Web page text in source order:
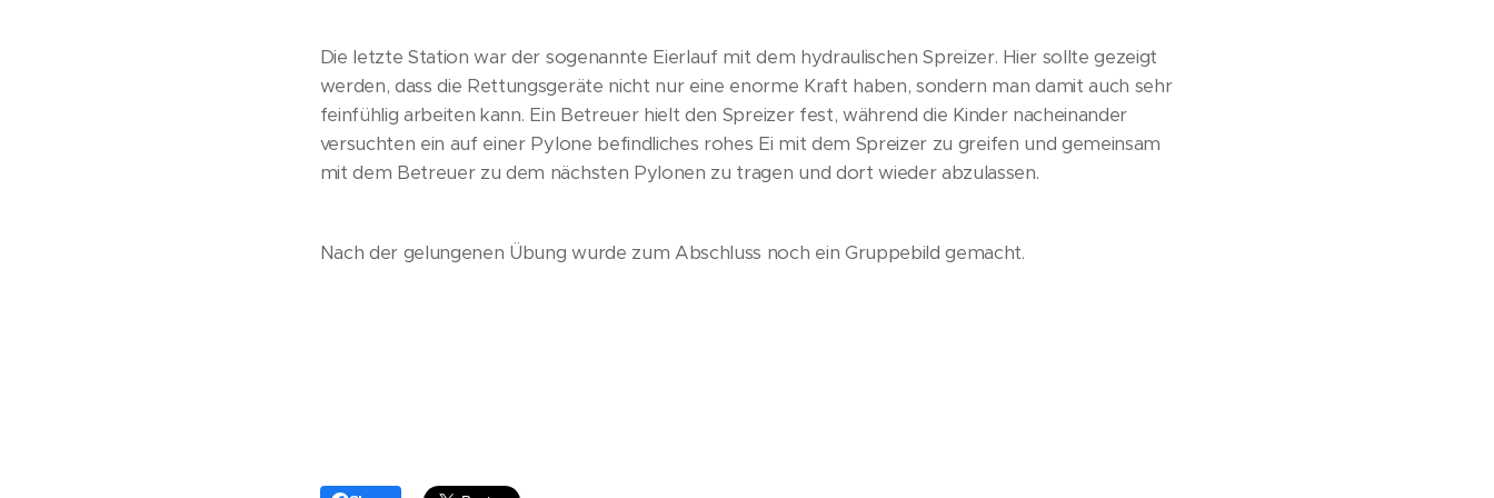
Die letzte Station war der sogenannte Eierlauf mit dem hydraulischen Spreizer. Hier sollte gezeigt
werden, dass die Rettungsgeräte nicht nur eine enorme Kraft haben, sondern man damit auch sehr
feinfühlig arbeiten kann. Ein Betreuer hielt den Spreizer fest, während die Kinder nacheinander
versuchten ein auf einer Pylone befindliches rohes Ei mit dem Spreizer zu greifen und gemeinsam
mit dem Betreuer zu dem nächsten Pylonen zu tragen und dort wieder abzulassen.
Nach der gelungenen Übung wurde zum Abschluss noch ein Gruppebild gemacht.